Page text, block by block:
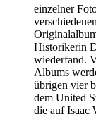
einzelner
Historikerin
wiederfand.
Albums
übrigen vier
dem United
die auf Isaac